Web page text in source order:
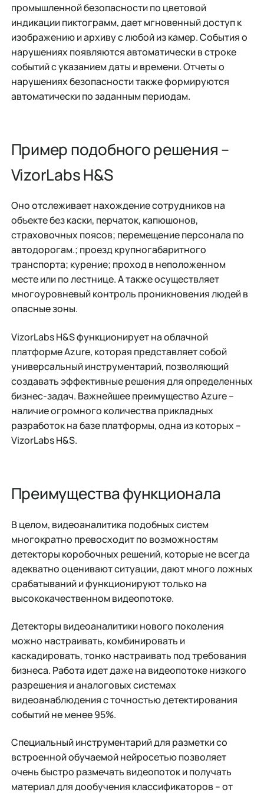
промышленной безопасности по цветовой
индикации пиктограмм, дает мгновенный доступ к
изображению и архиву с любой из камер. События о
нарушениях появляются автоматически в строке
событий с указанием даты и времени. Отчеты o
нарушениях безопасности также формируются
автоматически по заданным периодам.
Пример подобного решения –
VizorLabs H&S
Оно отслеживает нахождение сотрудников на
объекте без каски, перчаток, капюшонов,
страховочных поясов; перемещение персонала по
автодорогам.; проезд крупногабаритного
транспорта; курение; проход в неположенном
месте или по лестнице. А также осуществляет
многоуровневый контроль проникновения людей в
опасные зоны.
VizorLabs H&S функционирует на облачной
платформе Azure, которая представляет собой
универсальный инструментарий, позволяющий
создавать эффективные решения для определенных
бизнес-задач. Важнейшее преимущество Azure –
наличие огромного количества прикладных
разработок на базе платформы, одна из которых –
VizorLabs H&S.
Преимущества функционала
В целом, видеоаналитика подобных систем
многократно превосходит по возможностям
детекторы коробочных решений, которые не всегда
адекватно оценивают ситуации, дают много ложных
срабатываний и функционируют только на
высококачественном видеопотоке.
Детекторы видеоаналитики нового поколения
можно настраивать, комбинировать и
каскадировать, тонко настраивать под требования
бизнеса. Работа идет даже на видеопотоке низкого
разрешения и аналоговых системах
видеоанаблюдения с точностью детектирования
событий не менее 95%.
Специальный инструментарий для разметки со
встроенной обучаемой нейросетью позволяет
очень быстро размечать видеопоток и получать
материал для дообучения классификаторов – от